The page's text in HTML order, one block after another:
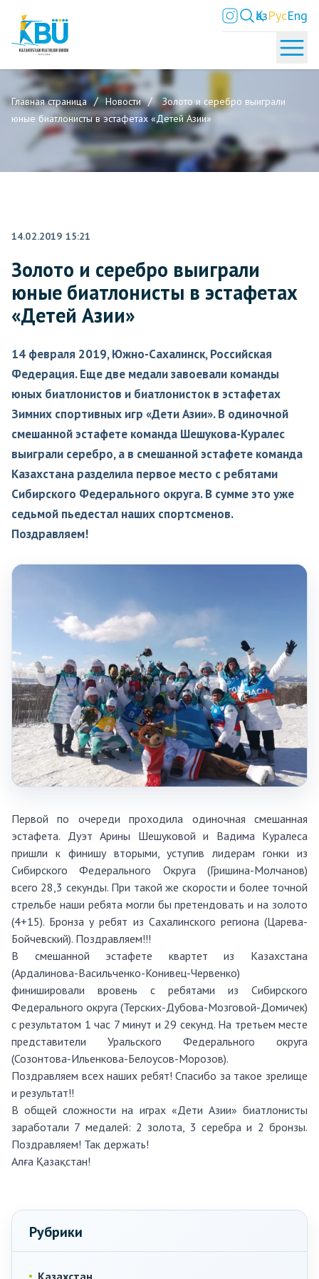
ҚазРусEng
Главная страница Новости
Золото и серебро выиграли
юные биатлонисты в эстафетах «Детей Азии»
14.02.2019 15:21
Золото и серебро выиграли
юные биатлонисты в эстафетах
«Детей Азии»
14 февраля 2019, Южно-Сахалинск, Российская
Федерация. Еще две медали завоевали команды
юных биатлонистов и биатлонисток в эстафетах
Зимних спортивных игр «Дети Азии». В одиночной
смешанной эстафете команда Шешукова-Куралес
выиграли серебро, а в смешанной эстафете команда
Казахстана разделила первое место с ребятами
Сибирского Федерального округа. В сумме это уже
седьмой пьедестал наших спортсменов.
Поздравляем!
Первой по очереди проходила одиночная смешанная
эстафета. Дуэт Арины Шешуковой и Вадима Куралеса
пришли к финишу вторыми, уступив лидерам гонки из
Сибирского Федерального Округа (Гришина-Молчанов)
всего 28,3 секунды. При такой же скорости и более точной
стрельбе наши ребята могли бы претендовать и на золото
(4+15). Бронза у ребят из Сахалинского региона (Царева-
Бойчевский). Поздравляем!!!
В смешанной эстафете квартет из Казахстана
(Ардалинова-Васильченко-Конивец-Червенко)
финишировали вровень с ребятами из Сибирского
Федерального округа (Терских-Дубова-Мозговой-Домичек)
с результатом 1 час 7 минут и 29 секунд. На третьем месте
представители Уральского Федерального округа
(Созонтова-Ильенкова-Белоусов-Морозов).
Поздравляем всех наших ребят! Спасибо за такое зрелище
и результат!!
В общей сложности на играх «Дети Азии» биатлонисты
заработали 7 медалей: 2 золота, 3 серебра и 2 бронзы.
Поздравляем! Так держать!
Алға Қазақстан!
Рубрики
Казахстан